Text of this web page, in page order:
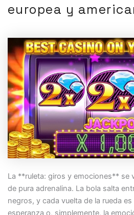
europea y
La **ruleta: giros y emociones** se
de pura adrenalina. La bola salta
negros, y cada vuelta de la rueda
esperanza o, simplemente, la